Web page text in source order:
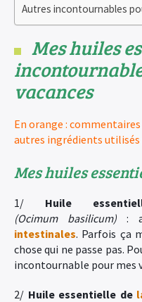
Autres incontournables
Mes huiles
vacances
En orange :
autres ingrédients utilisés
Mes huiles
1/ Huile
(Ocimum basilicum):
intestinales. Parfois ça
chose qui ne passe pas.
incontournable pour mes
2/ Huile essentielle de